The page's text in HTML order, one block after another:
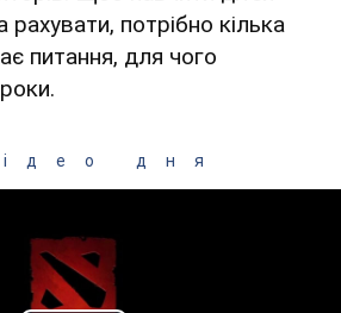
рахувати, потрібно кілька
питання, для чого
дня